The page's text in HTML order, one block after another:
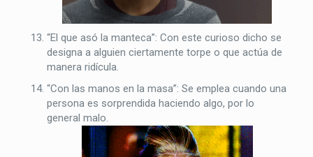
“El que asó la manteca”: Con este curioso dicho se
designa a alguien ciertamente torpe o que actúa de
manera ridícula.
“Con las manos en la masa”: Se emplea cuando una
persona es sorprendida haciendo algo, por lo
general malo.